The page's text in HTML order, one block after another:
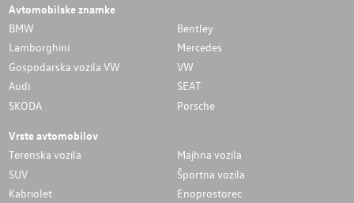
Avtomobilske znamke
BMW
Bentley
Lamborghini
Mercedes
Gospodarska vozila VW
VW
Audi
SEAT
SKODA
Porsche
Vrste avtomobilov
Terenska vozila
Majhna vozila
SUV
Športna vozila
Kabriolet
Enoprostorec